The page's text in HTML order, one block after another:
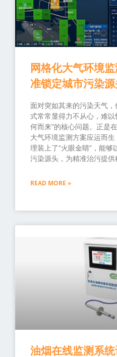
网格化大气环境
准锁定城市污染
面对突如其来的污染天气
式常常显得力不从心，难以
何而来”的核心问题。正是
大气环境监测方案应运而
理装上了“火眼金睛”，能
污染源头，为精准治污提供
READ MORE »
油烟在线监测系